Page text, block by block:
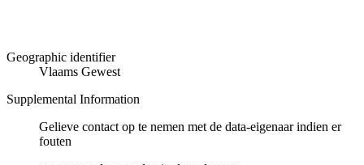
Geographic identifier
Vlaams Gewest
Supplemental Information
Gelieve contact op te nemen met de data-eigenaar indien er
fouten